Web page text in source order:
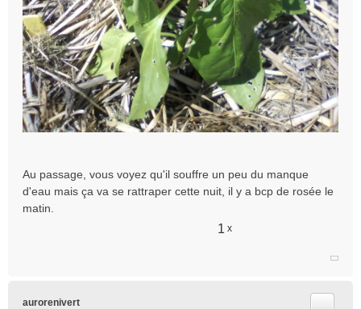
Au passage, vous voyez qu'il souffre un peu du manque
d'eau mais ça va se rattraper cette nuit, il y a bcp de rosée le
matin.
1 x
aurorenivert